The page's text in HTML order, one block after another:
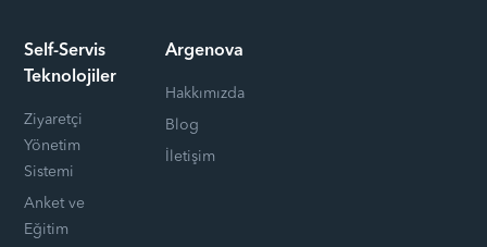
Self-Servis
Teknolojiler
Ziyaretçi
Yönetim
Sistemi
Anket ve
Eğitim
Argenova
Hakkımızda
Blog
İletişim